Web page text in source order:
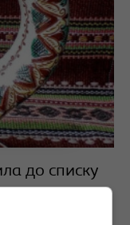
до списку